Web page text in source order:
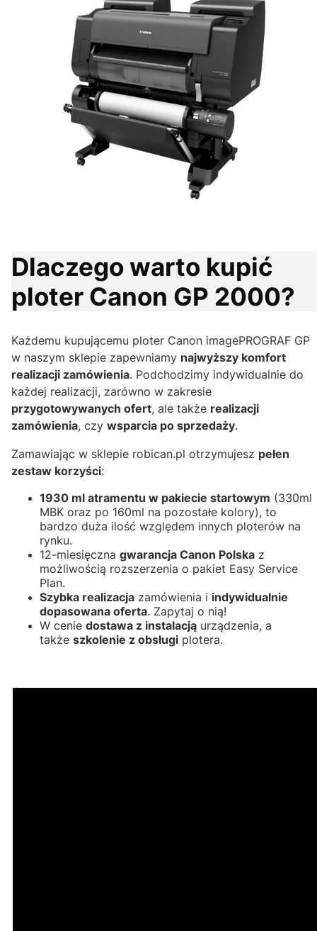
Dlaczego warto kupić
ploter Canon GP 2000?
Każdemu kupującemu ploter Canon imagePROGRAF GP
w naszym sklepie zapewniamy najwyższy komfort
realizacji zamówienia. Podchodzimy indywidualnie do
każdej realizacji, zarówno w zakresie
przygotowywanych ofert, ale także realizacji
zamówienia, czy wsparcia po sprzedaży.
Zamawiając w sklepie robican.pl otrzymujesz pełen
zestaw korzyści:
1930 ml atramentu w pakiecie startowym (330ml
MBK oraz po 160ml na pozostałe kolory), to
bardzo duża ilość względem innych ploterów na
rynku.
12-miesięczna gwarancja Canon Polska z
możliwością rozszerzenia o pakiet Easy Service
Plan.
Szybka realizacja zamówienia i indywidualnie
dopasowana oferta. Zapytaj o nią!
W cenie dostawa z instalacją urządzenia, a
także szkolenie z obsługi plotera.